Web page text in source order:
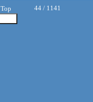
Top 44 / 1141